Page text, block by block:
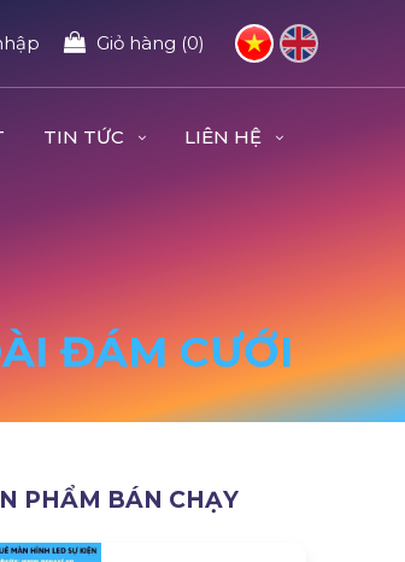
Giỏ hàng (0)
TIN TỨC LIÊN HỆ
ĐÁM CƯỚI
PHẨM BÁN CHẠY